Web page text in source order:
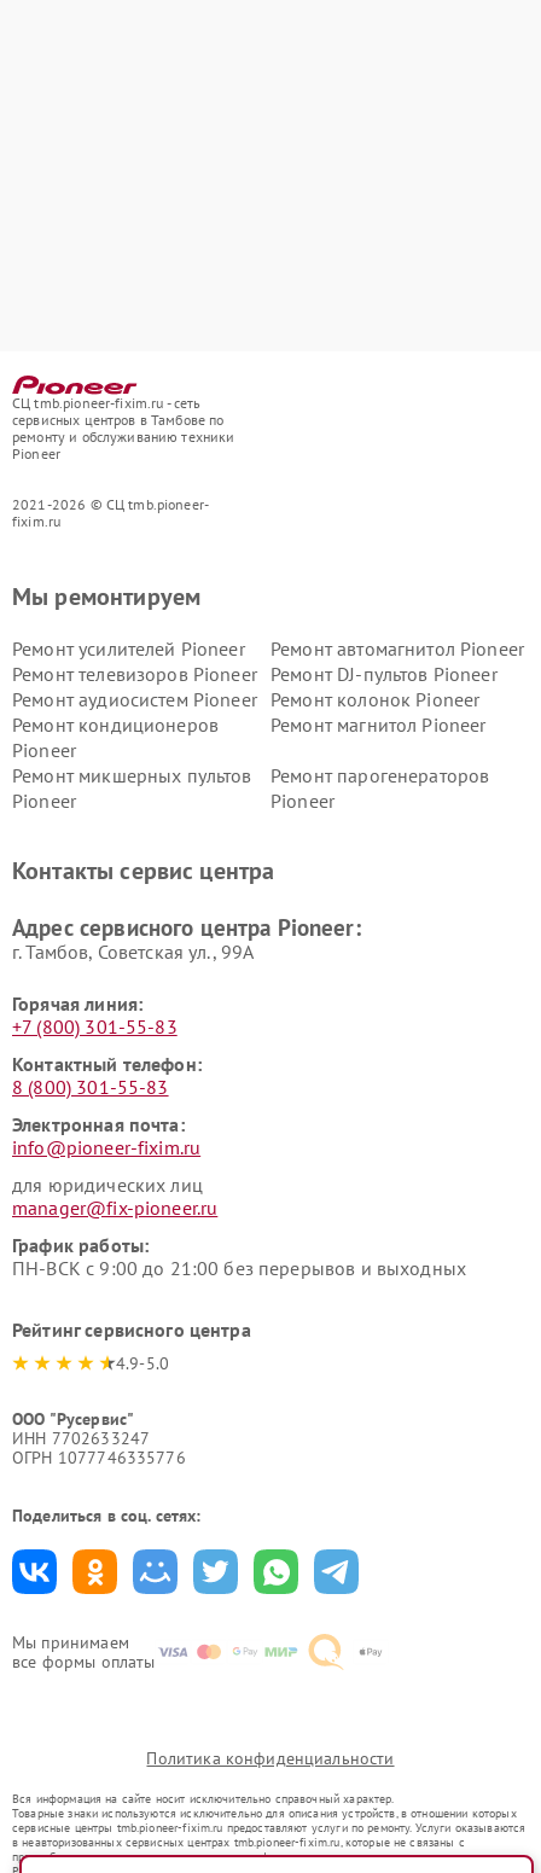
СЦ tmb.pioneer-fixim.ru - сеть
сервисных центров в Тамбове по
ремонту и обслуживанию техники
Pioneer
2021-2026 © СЦ tmb.pioneer-
fixim.ru
Мы принимаем
все формы оплаты
Мы ремонтируем
Ремонт усилителей Pioneer
Ремонт автомагнитол Pioneer
Ремонт телевизоров Pioneer
Ремонт DJ-пультов Pioneer
Ремонт аудиосистем Pioneer
Ремонт колонок Pioneer
Ремонт кондиционеров
Pioneer
Ремонт магнитол Pioneer
Ремонт микшерных пультов
Pioneer
Ремонт парогенераторов
Pioneer
Контакты сервис центра
Адрес сервисного центра Pioneer:
г. Тамбов, Советская ул., 99А
Горячая линия:
+7 (800) 301-55-83
Контактный телефон:
8 (800) 301-55-83
Электронная почта:
info@pioneer-fixim.ru
для юридических лиц
manager@fix-pioneer.ru
График работы:
ПН-ВСК с 9:00 до 21:00 без перерывов и выходных
Рейтинг сервисного центра
4.9-5.0
ООО "Русервис"
ИНН 7702633247
ОГРН 1077746335776
Поделиться в соц. сетях:
Политика конфиденциальности
Вся информация на сайте носит исключительно справочный характер.
Товарные знаки используются исключительно для описания устройств, в отношении которых
сервисные центры tmb.pioneer-fixim.ru предоставляют услуги по ремонту. Услуги оказываются
в неавторизованных сервисных центрах tmb.pioneer-fixim.ru, которые не связаны с
правообладателями товарных знаков или их официальными представителями.